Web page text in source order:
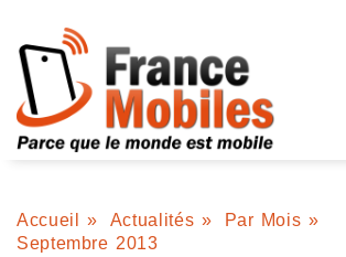
Accueil » Actualités » Par Mois »
Septembre 2013